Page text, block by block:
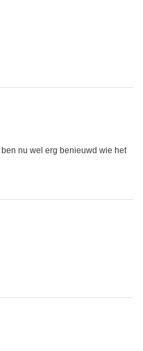
nu wel erg benieuwd wie het